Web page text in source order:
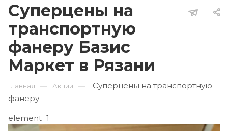
Суперцены на
транспортную
фанеру Базис
Маркет в Рязани
Главная — Акции —
Суперцены на транспортную
фанеру
element_1